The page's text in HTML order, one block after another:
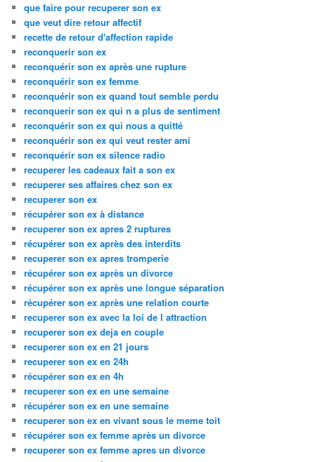
que faire pour recuperer son ex
que veut dire retour affectif
recette de retour d'affection rapide
reconquerir son ex
reconquérir son ex après une rupture
reconquérir son ex femme
reconquérir son ex quand tout semble perdu
reconquerir son ex qui n a plus de sentiment
reconquérir son ex qui nous a quitté
reconquérir son ex qui veut rester ami
reconquérir son ex silence radio
recuperer les cadeaux fait a son ex
recuperer ses affaires chez son ex
recuperer son ex
récupérer son ex à distance
recuperer son ex apres 2 ruptures
récupérer son ex après des interdits
recuperer son ex apres tromperie
récupérer son ex après un divorce
récupérer son ex après une longue séparation
récupérer son ex après une relation courte
recuperer son ex avec la loi de l attraction
recuperer son ex deja en couple
recuperer son ex en 21 jours
recuperer son ex en 24h
récupérer son ex en 4h
recuperer son ex en une semaine
récupérer son ex en une semaine
recuperer son ex en vivant sous le meme toit
récupérer son ex femme après un divorce
recuperer son ex femme apres un divorce